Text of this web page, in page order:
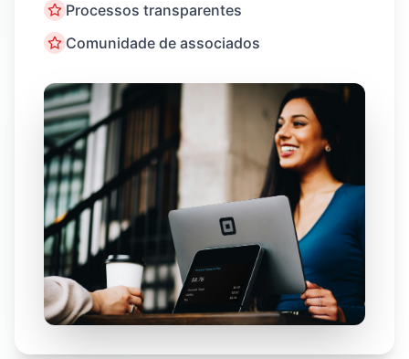
Processos transparentes
Comunidade de associados